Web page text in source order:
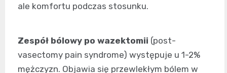
ale komfortu podczas stosunku.
Zespół bólowy po wazektomii (post-
vasectomy pain syndrome) występuje u 1-2%
mężczyzn. Objawia się przewlekłym bólem w